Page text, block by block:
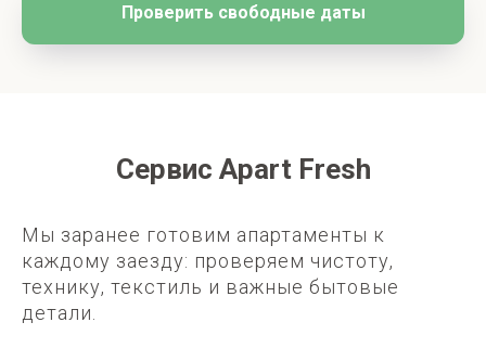
Проверить свободные даты
Сервис Apart Fresh
Мы заранее готовим апартаменты к
каждому заезду: проверяем чистоту,
технику, текстиль и важные бытовые
детали.